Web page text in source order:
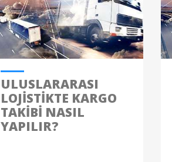
ULUSLARARASI
LOJISTIKTE KARGO
TAKIBI NASIL
YAPILIR?